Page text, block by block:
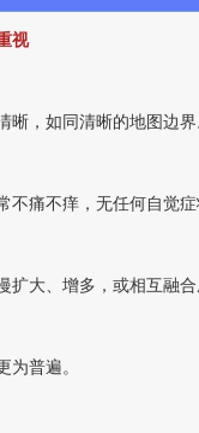
视
，如同清晰的地图边界
痛不痒，无任何自觉症
大、增多，或相互融合
普遍。